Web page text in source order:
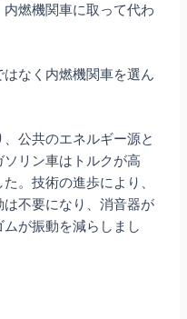
燃機関車に取って代わ
なく内燃機関車を選ん
公共のエネルギー源と
リン車はトルクが高
。技術の進歩により、
不要になり、消音器が
が振動を減らしまし